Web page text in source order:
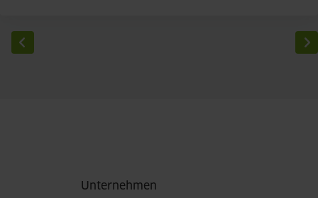
Seitennummerierung
Unternehmen